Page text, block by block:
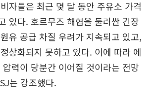
자들은 최근 몇 달 동안 주유소 가격
있다. 호르무즈 해협을 둘러싼 긴장
유 공급 차질 우려가 지속되고 있고,
상화되지 못하고 있다. 이에 따라 에
력이 당분간 이어질 것이라는 전망
는 강조했다.